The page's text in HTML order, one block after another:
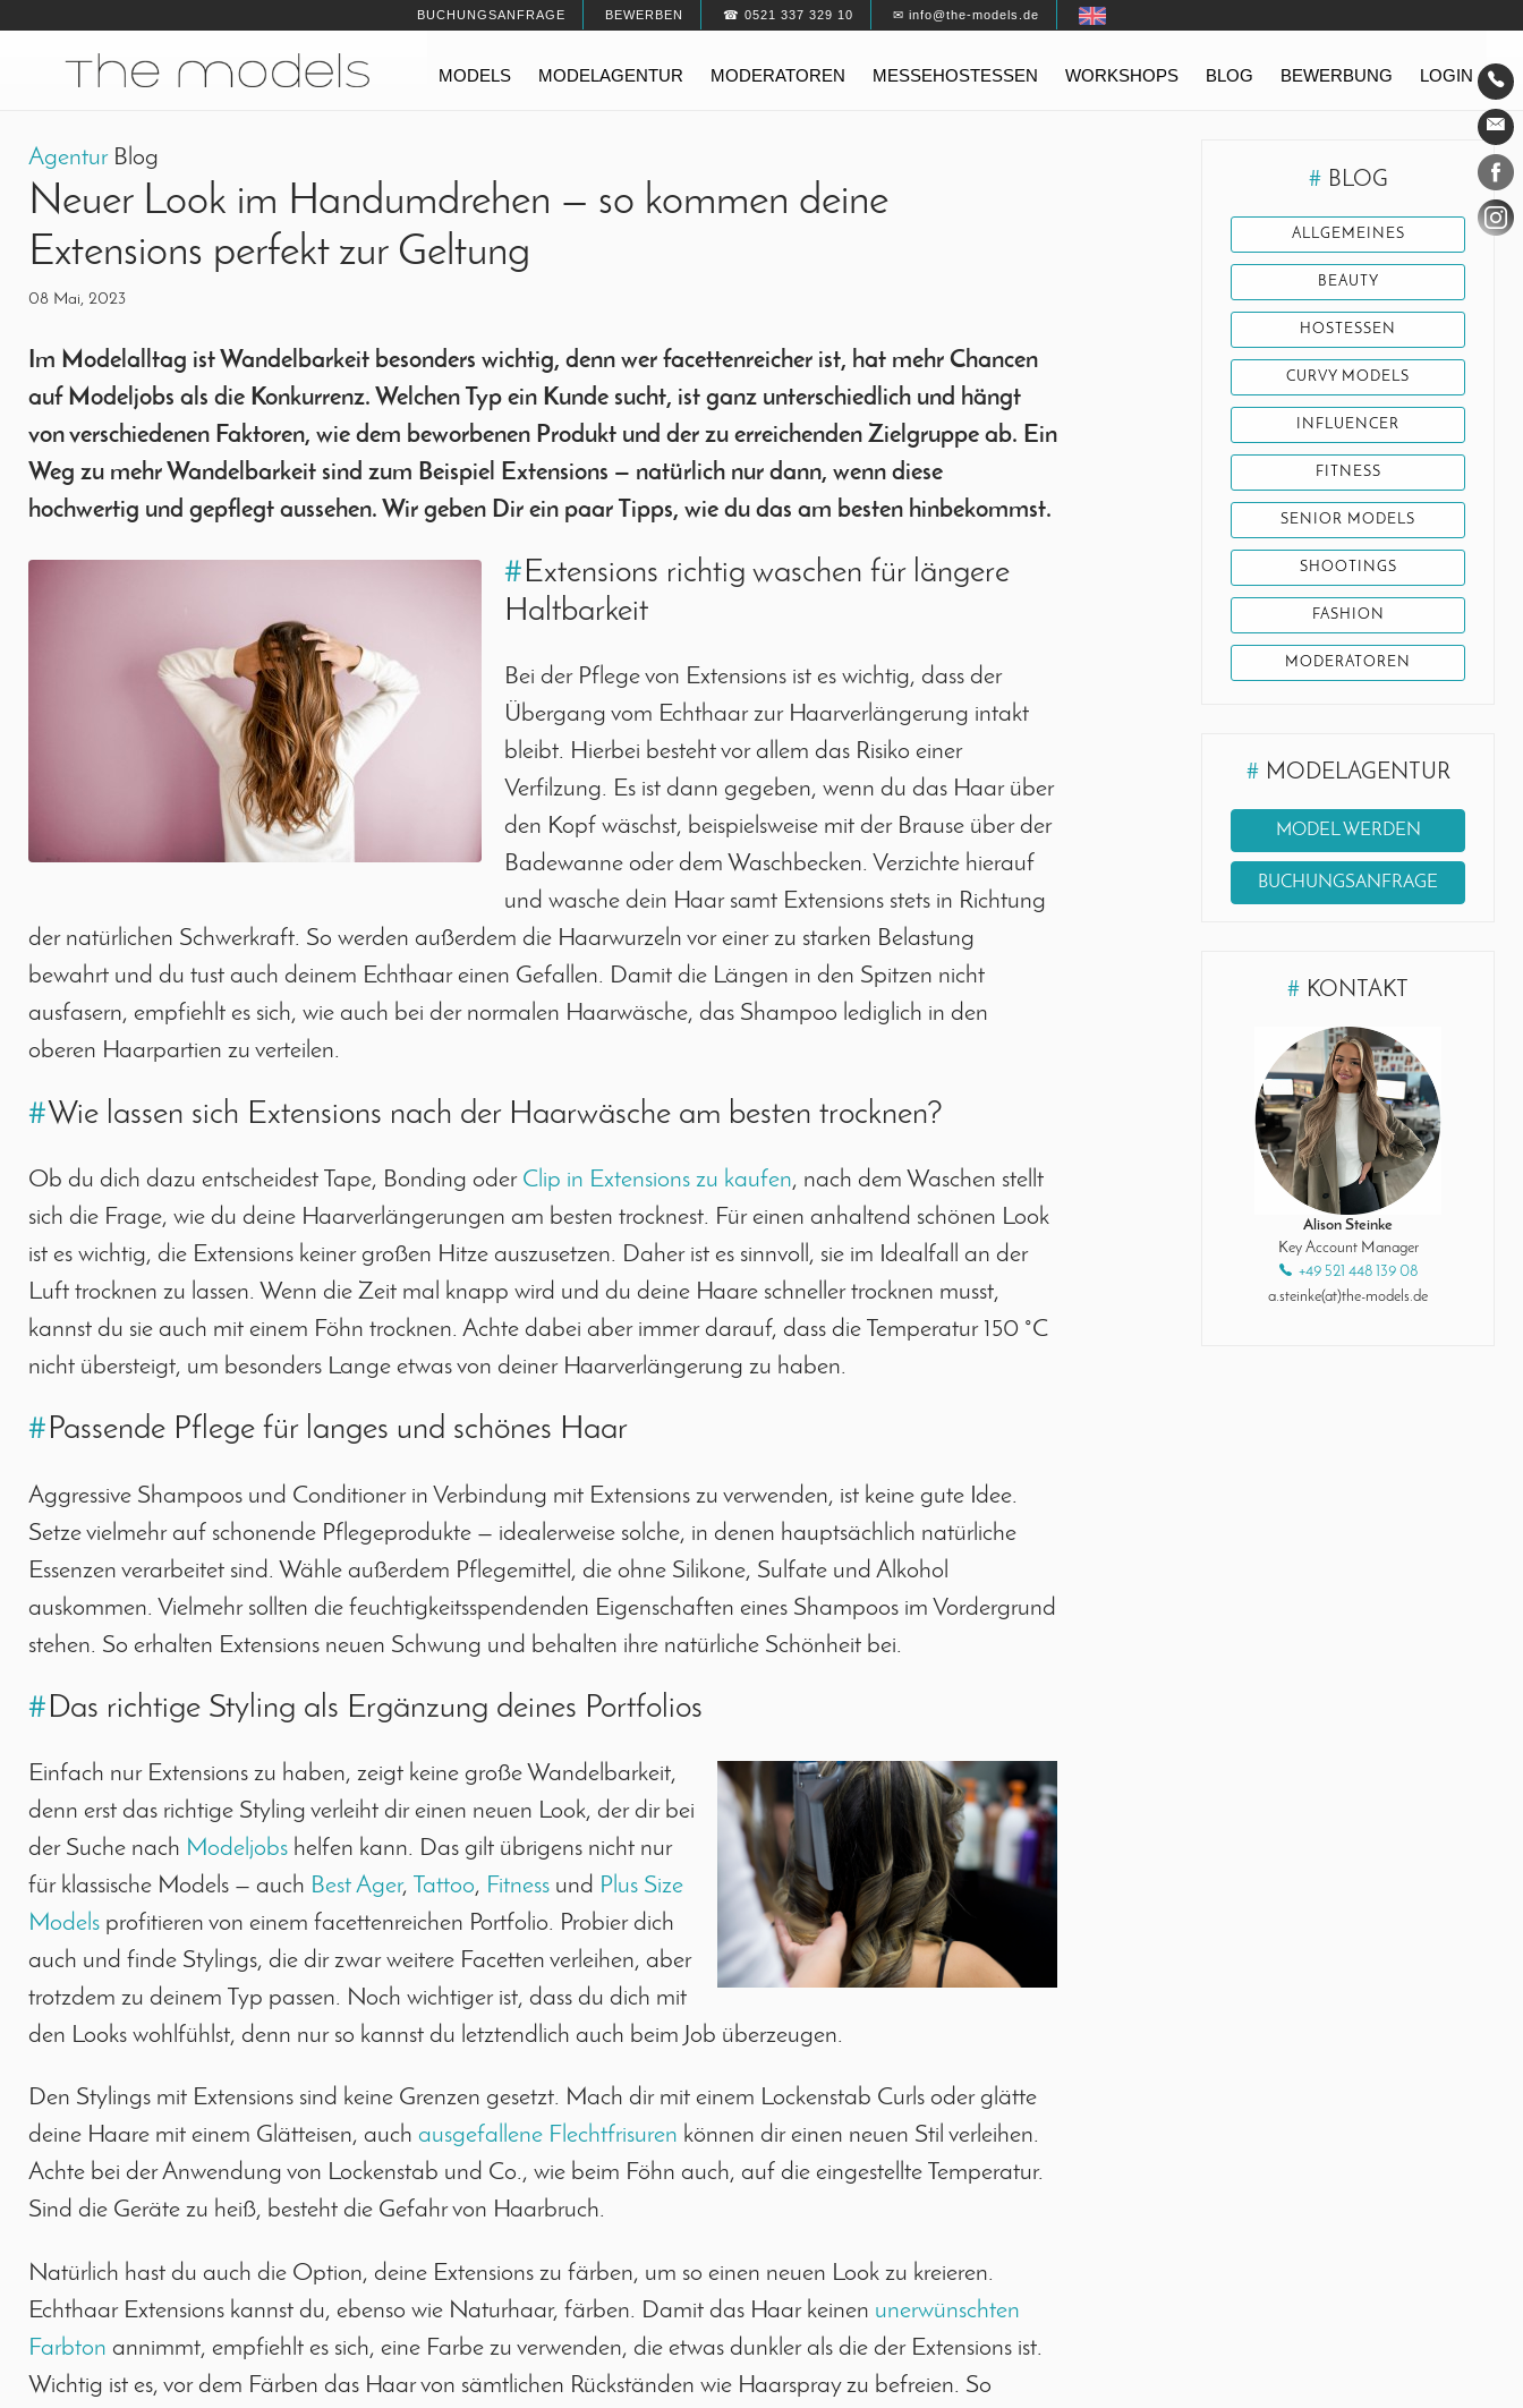
BUCHUNGSANFRAGE BEWERBEN ☎ 0521 337 329 10 ✉ info@the-models.de
Navigation
MODELS MODELAGENTUR MODERATOREN MESSEHOSTESSEN WORKSHOPS BLOG BEWERBUNG LOGIN
AgenturBlog
Neuer Look im Handumdrehen — so kommen deine
Extensions perfekt zur Geltung
08 Mai, 2023
Im Modelalltag ist Wandelbarkeit besonders wichtig, denn wer facettenreicher ist, hat mehr Chancen
auf Modeljobs als die Konkurrenz. Welchen Typ ein Kunde sucht, ist ganz unterschiedlich und hängt
von verschiedenen Faktoren, wie dem beworbenen Produkt und der zu erreichenden Zielgruppe ab. Ein
Weg zu mehr Wandelbarkeit sind zum Beispiel Extensions — natürlich nur dann, wenn diese
hochwertig und gepflegt aussehen. Wir geben Dir ein paar Tipps, wie du das am besten hinbekommst.
#Extensions richtig waschen für längere
Haltbarkeit
Bei der Pflege von Extensions ist es wichtig, dass der
Übergang vom Echthaar zur Haarverlängerung intakt
bleibt. Hierbei besteht vor allem das Risiko einer
Verfilzung. Es ist dann gegeben, wenn du das Haar über
den Kopf wäschst, beispielsweise mit der Brause über der
Badewanne oder dem Waschbecken. Verzichte hierauf
und wasche dein Haar samt Extensions stets in Richtung
der natürlichen Schwerkraft. So werden außerdem die Haarwurzeln vor einer zu starken Belastung
bewahrt und du tust auch deinem Echthaar einen Gefallen. Damit die Längen in den Spitzen nicht
ausfasern, empfiehlt es sich, wie auch bei der normalen Haarwäsche, das Shampoo lediglich in den
oberen Haarpartien zu verteilen.
#Wie lassen sich Extensions nach der Haarwäsche am besten trocknen?
Ob du dich dazu entscheidest Tape, Bonding oder Clip in Extensions zu kaufen, nach dem Waschen stellt
sich die Frage, wie du deine Haarverlängerungen am besten trocknest. Für einen anhaltend schönen Look
ist es wichtig, die Extensions keiner großen Hitze auszusetzen. Daher ist es sinnvoll, sie im Idealfall an der
Luft trocknen zu lassen. Wenn die Zeit mal knapp wird und du deine Haare schneller trocknen musst,
kannst du sie auch mit einem Föhn trocknen. Achte dabei aber immer darauf, dass die Temperatur 150 °C
nicht übersteigt, um besonders Lange etwas von deiner Haarverlängerung zu haben.
#Passende Pflege für langes und schönes Haar
Aggressive Shampoos und Conditioner in Verbindung mit Extensions zu verwenden, ist keine gute Idee.
Setze vielmehr auf schonende Pflegeprodukte — idealerweise solche, in denen hauptsächlich natürliche
Essenzen verarbeitet sind. Wähle außerdem Pflegemittel, die ohne Silikone, Sulfate und Alkohol
auskommen. Vielmehr sollten die feuchtigkeitsspendenden Eigenschaften eines Shampoos im Vordergrund
stehen. So erhalten Extensions neuen Schwung und behalten ihre natürliche Schönheit bei.
#Das richtige Styling als Ergänzung deines Portfolios
Einfach nur Extensions zu haben, zeigt keine große Wandelbarkeit,
denn erst das richtige Styling verleiht dir einen neuen Look, der dir bei
der Suche nach Modeljobs helfen kann. Das gilt übrigens nicht nur
für klassische Models — auch Best Ager, Tattoo, Fitness und Plus Size
Models profitieren von einem facettenreichen Portfolio. Probier dich
auch und finde Stylings, die dir zwar weitere Facetten verleihen, aber
trotzdem zu deinem Typ passen. Noch wichtiger ist, dass du dich mit
den Looks wohlfühlst, denn nur so kannst du letztendlich auch beim Job überzeugen.
Den Stylings mit Extensions sind keine Grenzen gesetzt. Mach dir mit einem Lockenstab Curls oder glätte
deine Haare mit einem Glätteisen, auch ausgefallene Flechtfrisuren können dir einen neuen Stil verleihen.
Achte bei der Anwendung von Lockenstab und Co., wie beim Föhn auch, auf die eingestellte Temperatur.
Sind die Geräte zu heiß, besteht die Gefahr von Haarbruch.
Natürlich hast du auch die Option, deine Extensions zu färben, um so einen neuen Look zu kreieren.
Echthaar Extensions kannst du, ebenso wie Naturhaar, färben. Damit das Haar keinen unerwünschten
Farbton annimmt, empfiehlt es sich, eine Farbe zu verwenden, die etwas dunkler als die der Extensions ist.
Wichtig ist es, vor dem Färben das Haar von sämtlichen Rückständen wie Haarspray zu befreien. So
# BLOG
ALLGEMEINES
BEAUTY
HOSTESSEN
CURVY MODELS
INFLUENCER
FITNESS
SENIOR MODELS
SHOOTINGS
FASHION
MODERATOREN
# MODELAGENTUR
MODEL WERDEN
BUCHUNGSANFRAGE
# KONTAKT
Alison Steinke
Key Account Manager
+49 521 448 139 08
a.steinke(at)the-models.de